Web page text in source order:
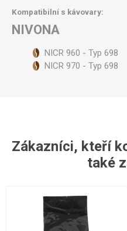
Kompatibilní s kávovary:
NIVONA
NICR 960 - Typ 698
NICR 970 - Typ 698
Zákazníci, kteří
také